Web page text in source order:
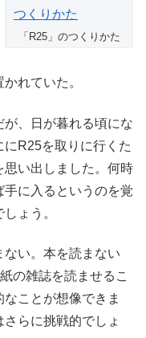
「R25」のつくりかた
れていた。
、日が暮れる頃にな
R25を取りに行くた
い出しました。何時
に入るというのを覚
ょう。
い。本を読まない
の雑誌を読ませるこ
ことが想像できま
らに挑戦的でしょ